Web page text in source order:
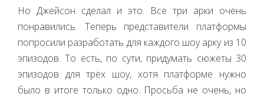
Но Джейсон сделал и это. Все три арки очень
понравились. Теперь представители платформы
попросили разработать для каждого шоу арку из 10
эпизодов. То есть, по сути, придумать сюжеты 30
эпизодов для трёх шоу, хотя платформе нужно
было в итоге только одно. Просьба не очень, но